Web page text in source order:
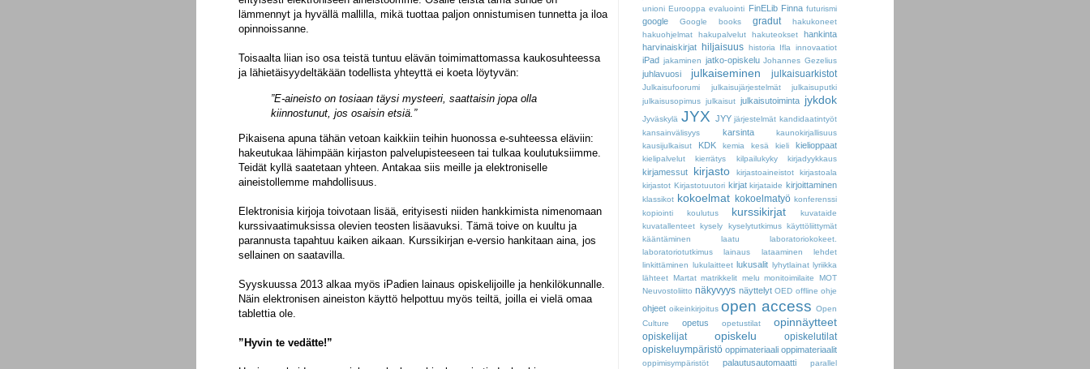
lämmennyt ja hyvällä mallilla, mikä tuottaa paljon onnistumisen tunnetta ja iloa
opinnoissanne.
Toisaalta liian iso osa teistä tuntuu elävän toimimattomassa kaukosuhteessa
ja lähietäisyydeltäkään todellista yhteyttä ei koeta löytyvän:
”E-aineisto on tosiaan täysi mysteeri, saattaisin jopa olla
kiinnostunut, jos osaisin etsiä.”
Pikaisena apuna tähän vetoan kaikkiin teihin huonossa e-suhteessa eläviin:
hakeutukaa lähimpään kirjaston palvelupisteeseen tai tulkaa koulutuksiimme.
Teidät kyllä saatetaan yhteen. Antakaa siis meille ja elektroniselle
aineistollemme mahdollisuus.
Elektronisia kirjoja toivotaan lisää, erityisesti niiden hankkimista nimenomaan
kurssivaatimuksissa olevien teosten lisäavuksi. Tämä toive on kuultu ja
parannusta tapahtuu kaiken aikaan. Kurssikirjan e-versio hankitaan aina, jos
sellainen on saatavilla.
Syyskuussa 2013 alkaa myös iPadien lainaus opiskelijoille ja henkilökunnalle.
Näin elektronisen aineiston käyttö helpottuu myös teiltä, joilla ei vielä omaa
tablettia ole.
”Hyvin te vedätte!”
unioni Eurooppa evaluointi FinELib Finna futurismi
google Google books gradut
hakukoneet
hakuohjelmat
hakupalvelut hakuteokset
hankinta
harvinaiskirjat
hiljaisuus historia Ifla innovaatiot
iPad jakaminen jatko-opiskelu Johannes Gezelius
juhlavuosi julkaiseminen julkaisuarkistot
Julkaisufoorumi julkaisujärjestelmät
julkaisuputki
julkaisusopimus julkaisut julkaisutoiminta jykdok
Jyväskylä JYX JYY järjestelmät kandidaatintyöt
kansainvälisyys
karsinta
kaunokirjallisuus
kausijulkaisut
KDK kemia kesä kieli kielioppaat
kielipalvelut kierrätys kilpailukyky kirjadyykkaus
kirjamessut kirjasto kirjastoaineistot
kirjastoala
kirjastot Kirjastotuutori kirjat kirjataide kirjoittaminen
klassikot kokoelmat kokoelmatyö konferenssi
kopiointi
koulutus kurssikirjat
kuvataide
kuvatallenteet
kysely kyselytutkimus
käyttöliittymät
kääntäminen
laatu
laboratoriokokeet.
laboratoriotutkimus
lainaus lataaminen
lehdet
linkittäminen
lukulaitteet lukusalit lyhytlainat lyriikka
lähteet
Martat matrikkelit melu monitoimilaite
MOT
Neuvostoliitto näkyvyys näyttelyt OED offline ohje
ohjeet oikeinkirjoitus open access Open
Culture
opetus opetustilat opinnäytteet
opiskelijat opiskelu
opiskelutilat
opiskeluympäristö oppimateriaali oppimateriaalit
oppimisympäristöt palautusautomaatti
parallel